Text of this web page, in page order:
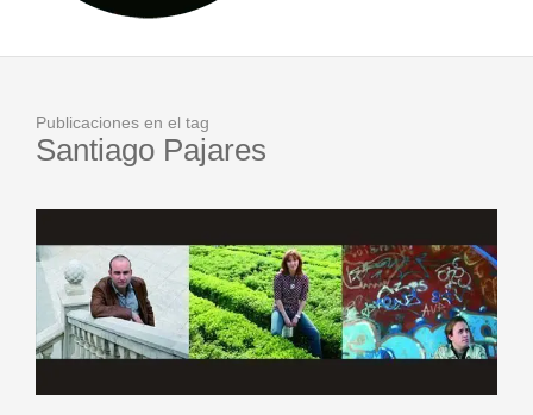
Publicaciones en el tag
Santiago Pajares